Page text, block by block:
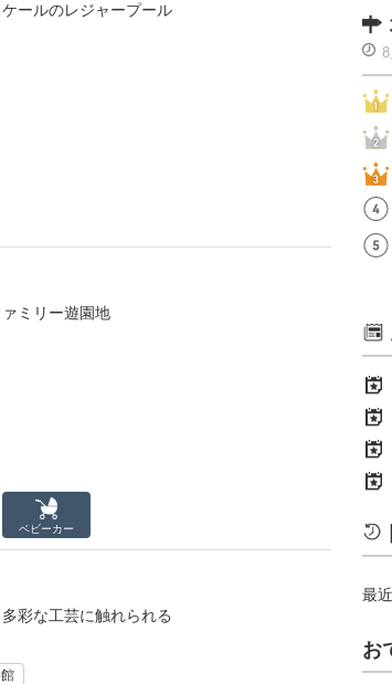
ールのレジャープール
ミリー遊園地
ベビーカー
彩な工芸に触れられる
最
お